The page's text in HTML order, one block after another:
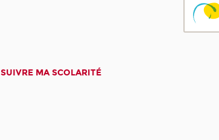
SUIVRE MA SCOLARITÉ